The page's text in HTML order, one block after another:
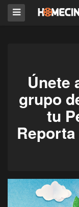
Únete
grupo
tu